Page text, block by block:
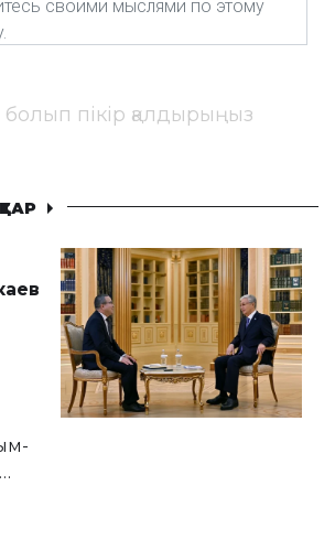
болып пікір қалдырыңыз